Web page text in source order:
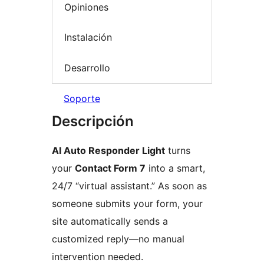
Opiniones
Instalación
Desarrollo
Soporte
Descripción
AI Auto Responder Light turns
your Contact Form 7 into a smart,
24/7 “virtual assistant.” As soon as
someone submits your form, your
site automatically sends a
customized reply—no manual
intervention needed.